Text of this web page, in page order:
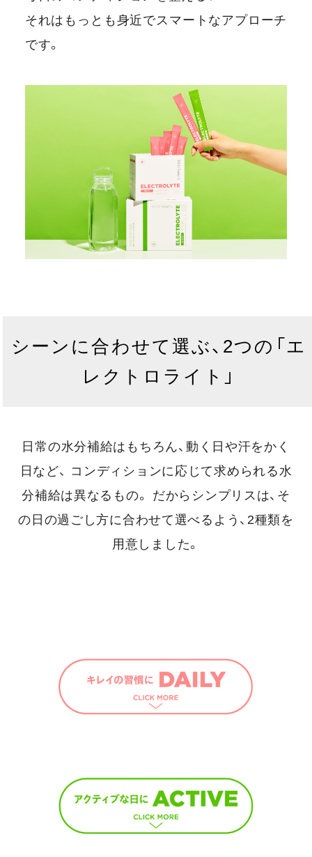
それはもっとも身近でスマートなアプローチ
です。
シーンに合わせて選ぶ、2つの「エ
レクトロライト」
日常の水分補給はもちろん、動く日や汗をかく
日など、
コンディションに応じて求められる水
分補給は異なるもの。
だからシンプリスは、そ
の日の過ごし方に合わせて選べるよう、2種類を
用意しました。